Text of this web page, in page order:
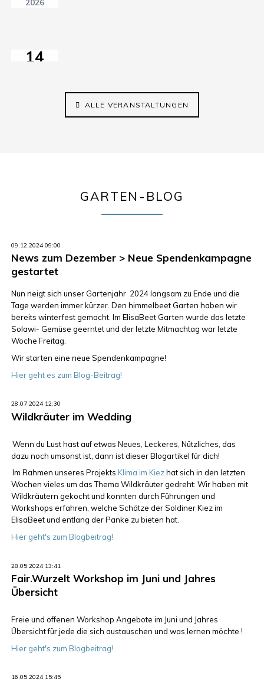
14
ALLE VERANSTALTUNGEN
GARTEN-BLOG
09.12.2024 09:00
News zum Dezember > Neue Spendenkampagne
gestartet
Nun neigt sich unser Gartenjahr 2024 langsam zu Ende und die
Tage werden immer kürzer. Den himmelbeet Garten haben wir
bereits winterfest gemacht. Im ElisaBeet Garten wurde das letzte
Solawi- Gemüse geerntet und der letzte Mitmachtag war letzte
Woche Freitag.
Wir starten eine neue Spendenkampagne!
Hier geht es zum Blog-Beitrag!
28.07.2024 12:30
Wildkräuter im Wedding
Wenn du Lust hast auf etwas Neues, Leckeres, Nützliches, das
dazu noch umsonst ist, dann ist dieser Blogartikel für dich!
Im Rahmen unseres Projekts Klima im Kiezhat sich in den letzten
Wochen vieles um das Thema Wildkräuter gedreht: Wir haben mit
Wildkräutern gekocht und konnten durch Führungen und
Workshops erfahren, welche Schätze der Soldiner Kiez im
ElisaBeet und entlang der Panke zu bieten hat.
Hier geht's zum Blogbeitrag!
28.05.2024 13:41
Fair.Wurzelt Workshop im Juni und Jahres
Übersicht
Freie und offenen Workshop Angebote im Juni und Jahres
Übersicht für jede die sich austauschen und was lernen möchte !
Hier geht's zum Blogbeitrag!
16.05.2024 15:45